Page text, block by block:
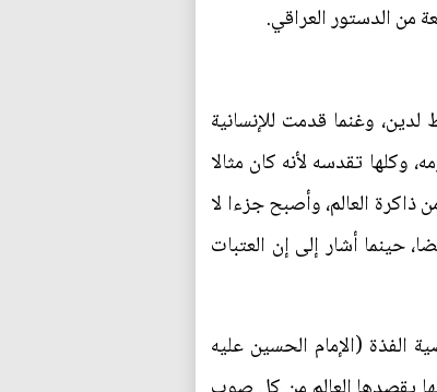
من الدستور العراقي.
وغنما قدمت للإنسانية
وكلها تقدسه لأنه كان مثالا
العالم، وأصبح جزءا لا
حينما أشار إلى إن العتبات
الفذة (الإمام الحسين عليه